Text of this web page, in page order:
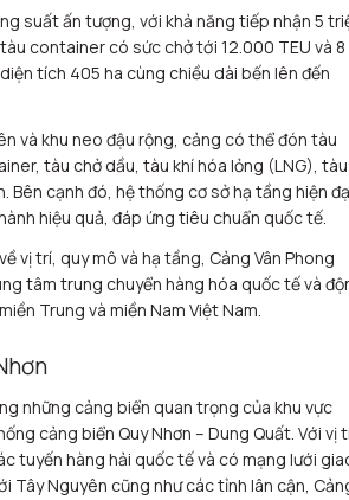
suất ấn tượng, với khả năng tiếp nhận 5
container có sức chở tới 12.000 TEU và 8
tích 405 ha cùng chiều dài bến lên đến
và khu neo đậu rộng, cảng có thể đón tàu
tàu chở dầu, tàu khí hóa lỏng (LNG), tàu
Bên cạnh đó, hệ thống cơ sở hạ tầng hiện
hiệu quả, đáp ứng tiêu chuẩn quốc tế.
vị trí, quy mô và hạ tầng, Cảng Vân Phong
tâm trung chuyển hàng hóa quốc tế và
Trung và miền Nam Việt Nam.
những cảng biển quan trọng của khu vực
cảng biển Quy Nhơn – Dung Quất. Với vị
tuyến hàng hải quốc tế và có mạng lưới
Tây Nguyên cũng như các tỉnh lân cận,